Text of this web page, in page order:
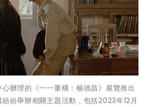
辦理的《一一重構：楊德昌》展覽推出
紛舉辦相關主題活動，包括2023年12月